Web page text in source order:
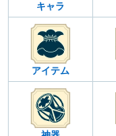
キャラ
アイテム